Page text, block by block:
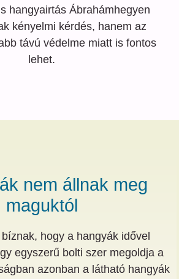
hangyairtás Ábrahámhegyen
kényelmi kérdés, hanem az
távú védelme miatt is fontos
lehet.
nem állnak meg
maguktól
hogy a hangyák idővel
egyszerű bolti szer megoldja a
azonban a látható hangyák